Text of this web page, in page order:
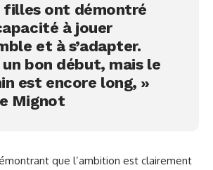
filles ont démontré
à jouer
et à s’adapter.
un bon début, mais le
est encore long, »
Mignot
que l’ambition est clairement